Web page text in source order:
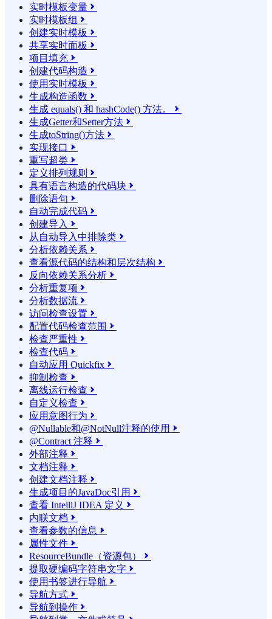
实时模板变量 
实时模板组 
创建实时模板 
共享实时面板 
项目填充 
创建代码构造 
使用实时模板 
生成构造函数 
生成 equals() 和 hashCode() 方法。 
生成Getter和Setter方法 
生成toString()方法 
实现接口 
重写超类 
定义排列规则 
具有语言构造的代码块 
删除语句 
自动完成代码 
创建导入 
从自动导入中排除类 
分析依赖关系 
查看源代码的结构和层次结构 
反向依赖关系分析 
分析重复项 
分析数据流 
访问检查设置 
配置代码检查范围 
检查严重性 
检查代码 
自动应用 Quickfix 
抑制检查 
离线运行检查 
自定义检查 
应用意图行为 
@Nullable和@NotNull注释的使用 
@Contract 注释 
外部注释 
文档注释 
创建文档注释 
生成项目的JavaDoc引用 
查看 IntelliJ IDEA 定义 
内联文档 
查看参数的信息 
属性文件 
ResourceBundle（资源包） 
提取硬编码字符串文字 
使用书签进行导航 
导航方式 
导航到操作 